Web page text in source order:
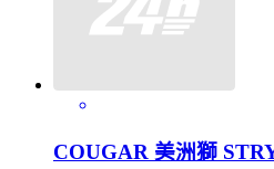
COUGAR 美洲獅